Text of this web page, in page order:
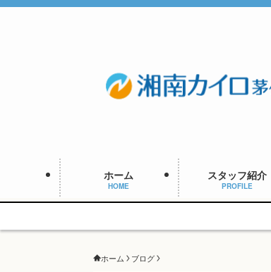
ホーム
HOME
スタッフ紹介
PROFILE
ホーム ブログ